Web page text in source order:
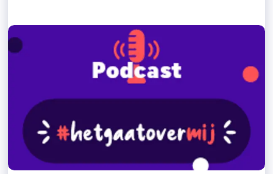
31/10/2022
Podcast 'Fatma Koşer Kaya, de
nieuwe voorzitter'